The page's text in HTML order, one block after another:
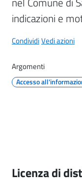
Vivere
il
Comune
i
indicazioni e
CondividiVedi azioni
Argomenti
Accesso
Descrizione
Licenza di